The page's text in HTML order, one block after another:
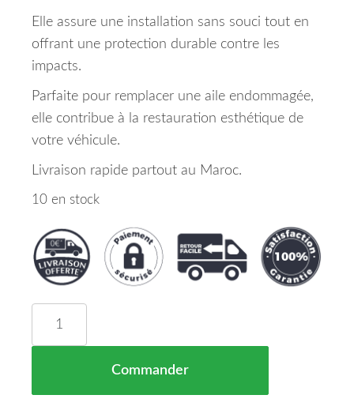
Elle assure une installation sans souci tout en
offrant une protection durable contre les
impacts.
Parfaite pour remplacer une aile endommagée,
elle contribue à la restauration esthétique de
votre véhicule.
Livraison rapide partout au Maroc.
10 en stock
Commander